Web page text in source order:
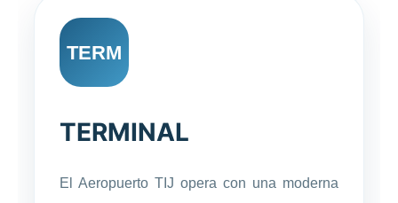
TERM
TERMINAL
El Aeropuerto TIJ opera con una moderna